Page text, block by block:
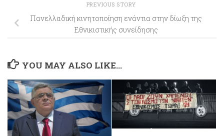
PREVIOUS STORY
Πανελλαδική κινητοποίηση ενάντια στην δίωξη της
Εθνικιστικής συνείδησης
YOU MAY ALSO LIKE...